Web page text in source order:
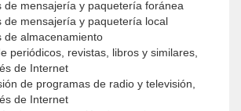
de mensajería y paquetería foránea
de mensajería y paquetería local
de almacenamiento
periódicos, revistas, libros y similares,
de Internet
de programas de radio y televisión,
de Internet